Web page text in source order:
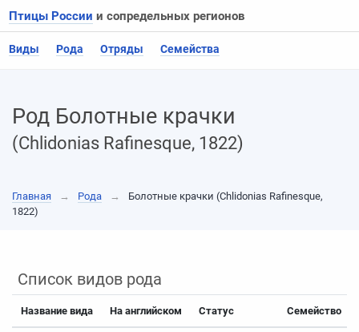
Птицы России и сопредельных регионов
Виды Рода Отряды Семейства
Род Болотные крачки
(Chlidonias Rafinesque, 1822)
Главная → Рода →
Болотные крачки (Chlidonias Rafinesque,
1822)
Список видов рода
Название вида На английском Статус Семейство